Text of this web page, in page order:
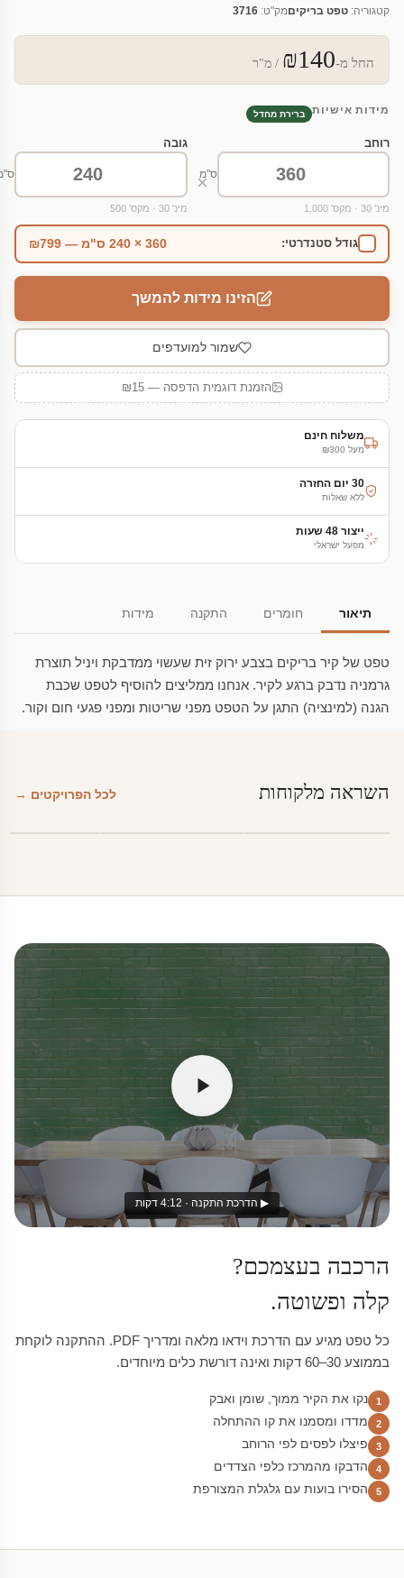
קטגוריה: טפט בריקיםמק"ט: 3716
החל מ-₪140 / מ"ר
מידות אישיות ברירת מחדל
רוחב
ס"מ
מינ' 30 · מקס' 1,000
×
גובה
מינ' 30 · מקס' 500
גודל סטנדרטי: 360 × 240 ס"מ — ₪799
הזינו מידות להמשך
שמור למועדפים
הזמנת דוגמית הדפסה — ₪15
משלוח חינם
מעל ₪300
30 יום החזרה
ללא שאלות
ייצור 48 שעות
מפעל ישראלי
תיאור חומרים התקנה מידות
טפט של קיר בריקים בצבע ירוק זית שעשוי ממדבקת ויניל תוצרת
גרמניה נדבק ברגע לקיר. אנחנו ממליצים להוסיף לטפט שכבת
הגנה (למינציה) התגן על הטפט מפני שריטות ומפני פגעי חום וקור.
השראה מלקוחות לכל הפרויקטים →
▶ הדרכת התקנה · 4:12 דקות
הרכבה בעצמכם?
קלה ופשוטה.
כל טפט מגיע עם הדרכת וידאו מלאה ומדריך PDF. ההתקנה לוקחת
בממוצע 30–60 דקות ואינה דורשת כלים מיוחדים.
1 נקו את הקיר ממוך, שומן ואבק
2 מדדו ומסמנו את קו ההתחלה
3 פיצלו לפסים לפי הרוחב
4 הדבקו מהמרכז כלפי הצדדים
5 הסירו בועות עם גלגלת המצורפת